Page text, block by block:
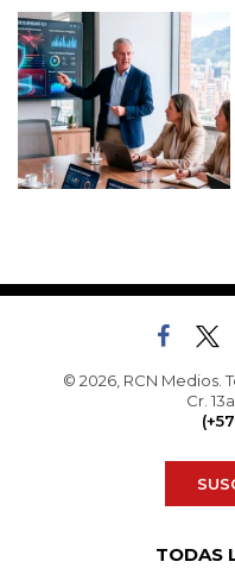
© 2026, RCN Medios.
Cr.
TODAS